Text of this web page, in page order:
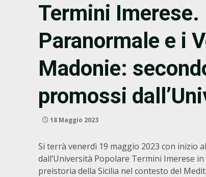
Termini
Paranormale e i
Madonie:
promossi
18 Maggio 2023
Si terrà venerdì 19 maggio 2023 con inizio
dall’Università Popolare Termini Imerese
preistoria della Sicilia nel contesto del